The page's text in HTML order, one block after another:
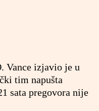
Vance izjavio je u
tim napušta
sata pregovora nije